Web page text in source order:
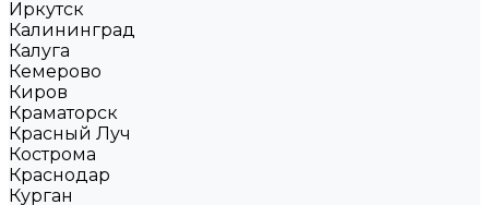
Иркутск
Калининград
Калуга
Кемерово
Киров
Краматорск
Красный Луч
Кострома
Краснодар
Курган